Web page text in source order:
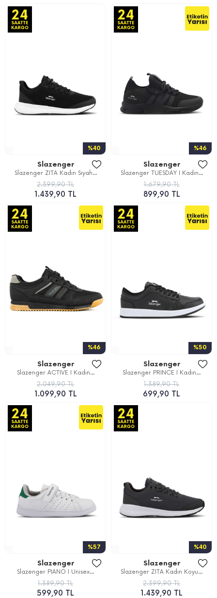
%40
Slazenger
Slazenger ZITA Kadın Siyah...
2.399,90 TL
1.439,90 TL
%46
Slazenger
Slazenger TUESDAY I Kadın...
1.679,90 TL
899,90 TL
%46
Slazenger
Slazenger ACTIVE I Kadın...
2.049,90 TL
1.099,90 TL
%50
Slazenger
Slazenger PRINCE I Kadın...
1.389,90 TL
699,90 TL
%57
Slazenger
Slazenger PIANO I Unisex...
1.389,90 TL
599,90 TL
%40
Slazenger
Slazenger ZITA Kadın Koyu...
2.399,90 TL
1.439,90 TL